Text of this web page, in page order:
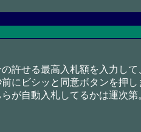
許せる最高入札額を入力して
にビシッと同意ボタンを押し
が自動入札してるかは運次第